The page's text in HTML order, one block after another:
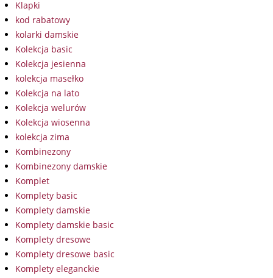
Klapki
kod rabatowy
kolarki damskie
Kolekcja basic
Kolekcja jesienna
kolekcja masełko
Kolekcja na lato
Kolekcja welurów
Kolekcja wiosenna
kolekcja zima
Kombinezony
Kombinezony damskie
Komplet
Komplety basic
Komplety damskie
Komplety damskie basic
Komplety dresowe
Komplety dresowe basic
Komplety eleganckie